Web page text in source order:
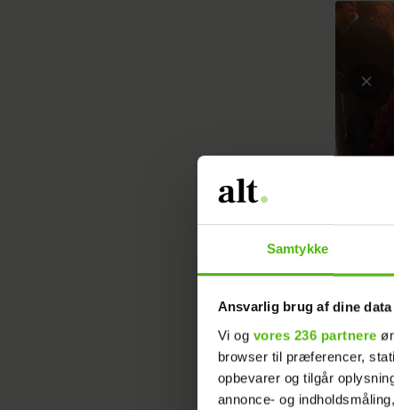
Samtykke
Ansvarlig brug af dine data
Vi og vores 236 partnere
browser til præferencer,
opbevarer og tilgår
annonce- og
"En
fremme
fik sig